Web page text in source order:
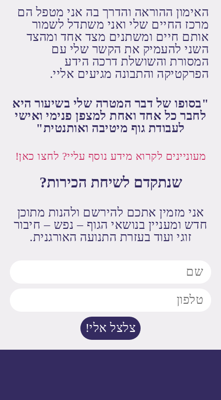
האימון ההוראה והדרך בה אני מטפל הם
מרכז החיים שלי ואני משתדל לשמור
אותם חיים ומשתנים מצד אחד ומהצד
השני להעמיק את הקשר שלי עם
המסורת והשושלת דרכה הידע
הפרקטיקה והתבונה מגיעים אליי.
"בסופו של דבר המטרה שלי בשיעור היא
לחבר כל אחד ואחת למצפן פנימי ואישי
לעבודת גוף מיטיבה ואותנטית"
מעוניינים לקרוא מידע נוסף עליי? לחצו כאן!
שנתקדם לשיחת הכירות?
אני מזמין אתכם להירשם ולהנות מתוכן
חדש ומעניין בנושאי הגוף – נפש – חיבור
זוגי ועוד בעזרת התנועה האורגנית.
צלצל אלי!